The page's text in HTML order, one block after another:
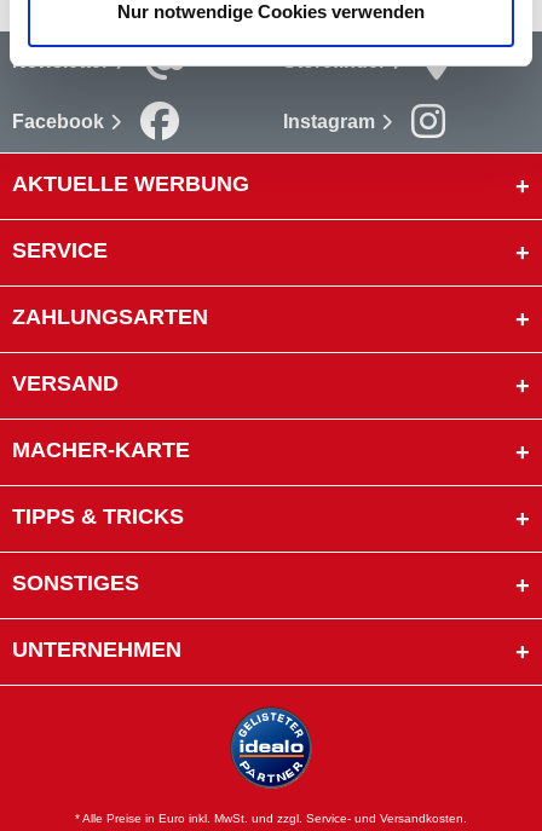
Nur notwendige Cookies verwenden
Newsletter Storefinder
Facebook Instagram
AKTUELLE WERBUNG
SERVICE
ZAHLUNGSARTEN
VERSAND
MACHER-KARTE
TIPPS & TRICKS
SONSTIGES
UNTERNEHMEN
* Alle Preise in Euro inkl. MwSt. und zzgl. Service- und Versandkosten.